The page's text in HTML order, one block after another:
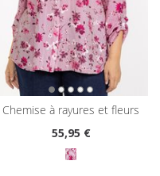
chemise à rayures et fleurs
55,95 €